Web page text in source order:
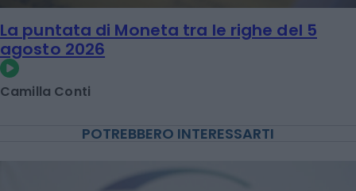
La puntata di Moneta tra le righe del 5
agosto 2026
Camilla Conti
POTREBBERO INTERESSARTI